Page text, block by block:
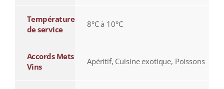
Température
de service
8°C à 10°C
Accords Mets
Vins
Apéritif, Cuisine exotique, Poissons